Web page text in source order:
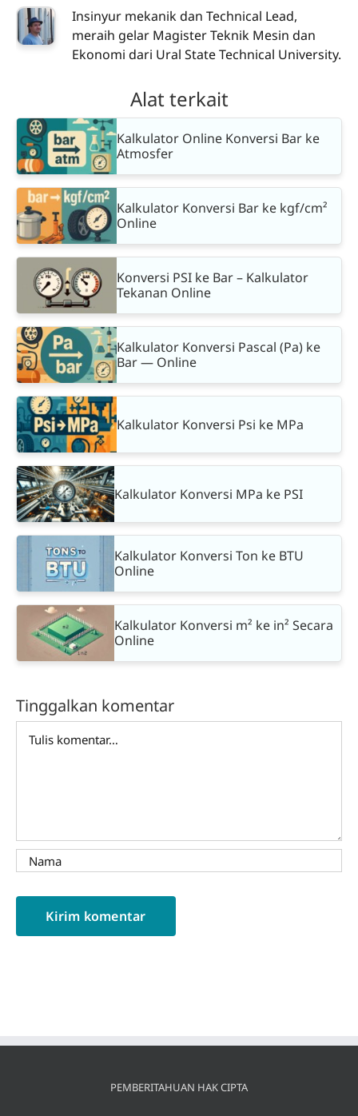
Insinyur mekanik dan Technical Lead,
meraih gelar Magister Teknik Mesin dan
Ekonomi dari Ural State Technical University.
Alat terkait
Kalkulator Online Konversi Bar ke
Atmosfer
Kalkulator Konversi Bar ke kgf/cm²
Online
Konversi PSI ke Bar – Kalkulator
Tekanan Online
Kalkulator Konversi Pascal (Pa) ke
Bar — Online
Kalkulator Konversi Psi ke MPa
Kalkulator Konversi MPa ke PSI
Kalkulator Konversi Ton ke BTU
Online
Kalkulator Konversi m² ke in² Secara
Online
Tinggalkan komentar
PEMBERITAHUAN HAK CIPTA